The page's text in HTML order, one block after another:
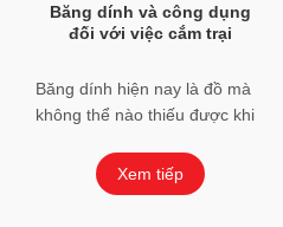
Băng dính và công dụng
đối với việc cắm trại
Băng dính hiện nay là đồ mà
không thể nào thiếu được khi
ta cùng tìm hiểu thử xem ...
Xem tiếp